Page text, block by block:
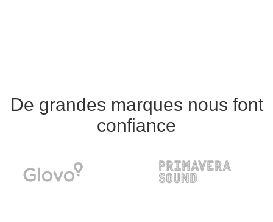
De grandes marques nous font
confiance